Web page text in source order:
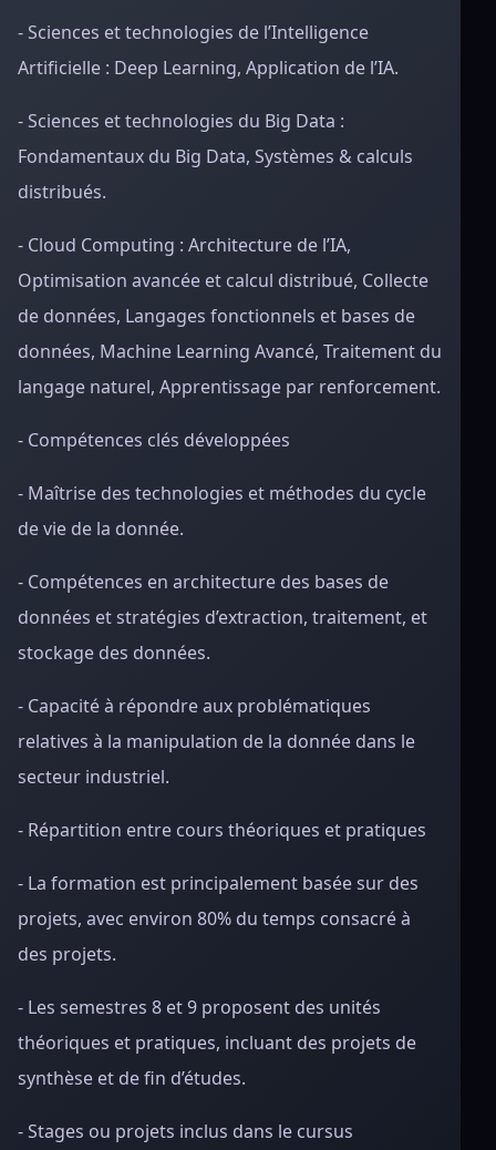
- Sciences et technologies de l’Intelligence
Artificielle : Deep Learning, Application de l’IA.
- Sciences et technologies du Big Data :
Fondamentaux du Big Data, Systèmes & calculs
distribués.
- Cloud Computing : Architecture de l’IA,
Optimisation avancée et calcul distribué, Collecte
de données, Langages fonctionnels et bases de
données, Machine Learning Avancé, Traitement du
langage naturel, Apprentissage par renforcement.
- Compétences clés développées
- Maîtrise des technologies et méthodes du cycle
de vie de la donnée.
- Compétences en architecture des bases de
données et stratégies d’extraction, traitement, et
stockage des données.
- Capacité à répondre aux problématiques
relatives à la manipulation de la donnée dans le
secteur industriel.
- Répartition entre cours théoriques et pratiques
- La formation est principalement basée sur des
projets, avec environ 80% du temps consacré à
des projets.
- Les semestres 8 et 9 proposent des unités
théoriques et pratiques, incluant des projets de
synthèse et de fin d’études.
- Stages ou projets inclus dans le cursus